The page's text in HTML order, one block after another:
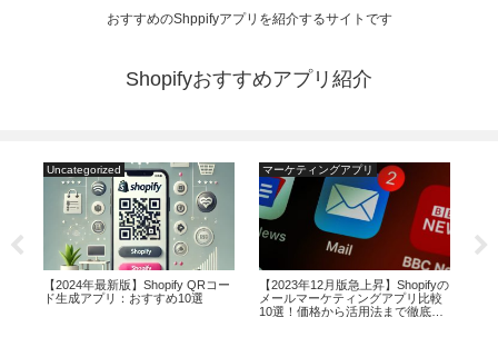
おすすめのShppifyアプリを紹介するサイトです
Shopifyおすすめアプリ紹介
Uncategorized
【2024年最新版】Shopify QRコー
ド生成アプリ：おすすめ10選
マーケティングアプリ
【2023年12月版急上昇】Shopifyの
メールマーケティングアプリ比較
10選！価格から活用法まで徹底解